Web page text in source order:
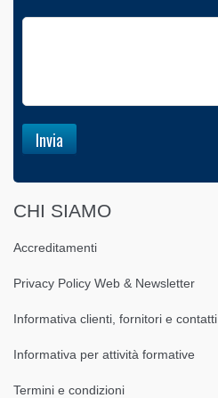
CHI SIAMO
Accreditamenti
Privacy Policy Web & Newsletter
Informativa clienti, fornitori e contatti
Informativa per attività formative
Termini e condizioni